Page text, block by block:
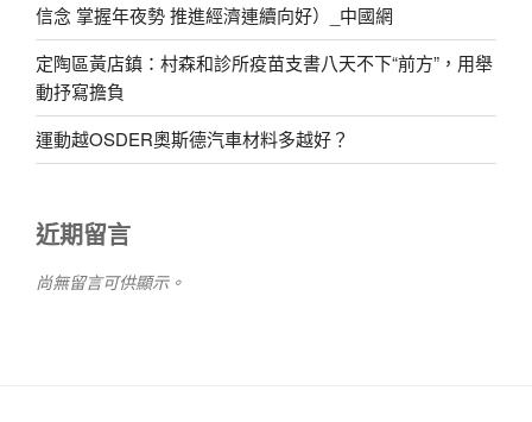
信念 掌握年夜勢 推進經濟連續向好）_中國網
定陶區黃店鎮：村森和診所疫苗支書八天不下“前方”，用舉
動抒寫擔負
運動越OSDER奧斯德汽車材料多越好？
近期留言
尚無留言可供顯示。